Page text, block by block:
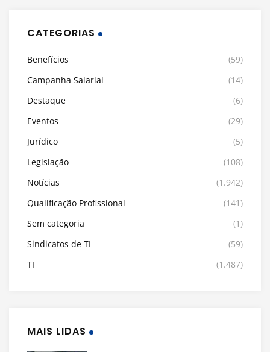
CATEGORIAS
Benefícios
(59)
Campanha Salarial
(14)
Destaque
(6)
Eventos
(29)
Jurídico
(5)
Legislação
(108)
Notícias
(1.942)
Qualificação Profissional
(141)
Sem categoria
(1)
Sindicatos de TI
(59)
TI
(1.487)
MAIS LIDAS